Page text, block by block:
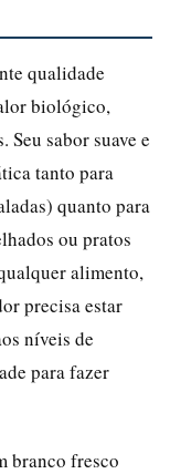
qualidade
biológico,
sabor suave e
tanto para
quanto para
ou pratos
alimento,
precisa estar
níveis de
para fazer
branco fresco